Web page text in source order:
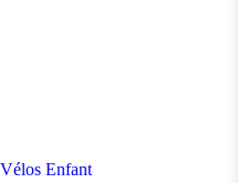
Vélos Enfant